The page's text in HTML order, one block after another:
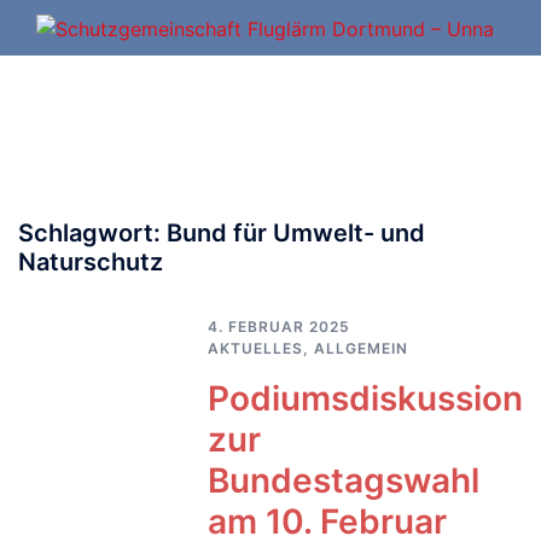
Zum
Schlagwort: Bund für Umwelt- und
Naturschutz
4. FEBRUAR 2025
AKTUELLES
ALLGEMEIN
Podiumsdiskussion
zur
Bundestagswahl
am 10. Februar